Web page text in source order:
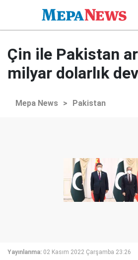
Çin ile Pakistan
milyar dolarlık
Mepa News > Pakistan
Yayınlanma: 02 Kasım 2022 Çarşamba 23:26